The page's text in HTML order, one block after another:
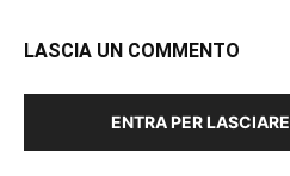
LASCIA UN COMMENTO
ENTRA PER